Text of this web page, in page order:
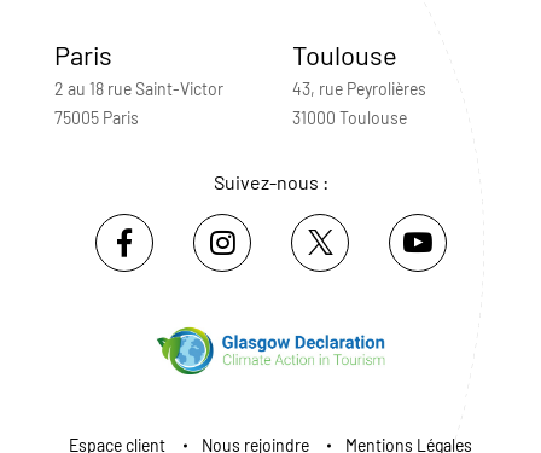
Paris
2 au 18 rue Saint-Victor
75005 Paris
Toulouse
43, rue Peyrolières
31000 Toulouse
Suivez-nous :
Espace client Nous rejoindre Mentions Légales